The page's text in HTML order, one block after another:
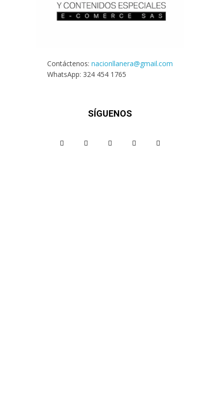
Contáctenos: nacionllanera@gmail.com
WhatsApp: 324 454 1765
SÍGUENOS